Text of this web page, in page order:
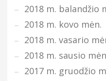
2018 m. balandžio
2018 m. kovo mėn.
2018 m. vasario
2018 m. sausio
2017 m. gruodžio